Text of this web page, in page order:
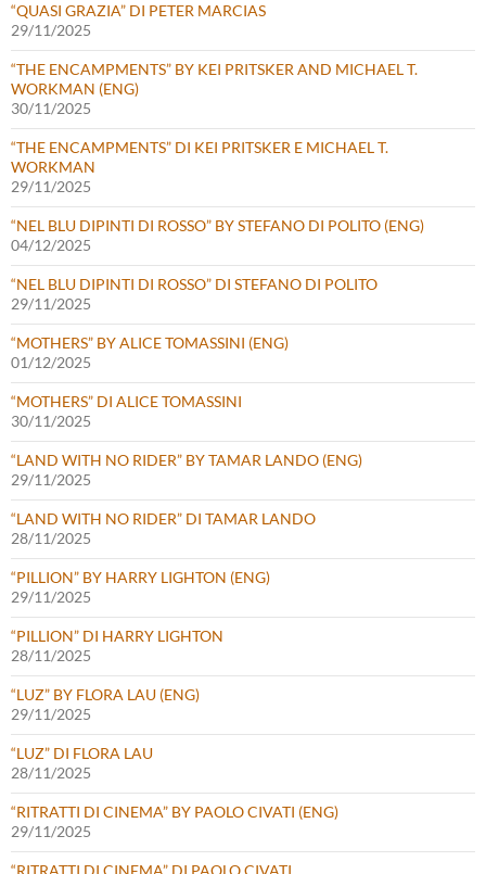
“QUASI GRAZIA” DI PETER MARCIAS
29/11/2025
“THE ENCAMPMENTS” BY KEI PRITSKER AND MICHAEL T.
WORKMAN (ENG)
30/11/2025
“THE ENCAMPMENTS” DI KEI PRITSKER E MICHAEL T.
WORKMAN
29/11/2025
“NEL BLU DIPINTI DI ROSSO” BY STEFANO DI POLITO (ENG)
04/12/2025
“NEL BLU DIPINTI DI ROSSO” DI STEFANO DI POLITO
29/11/2025
“MOTHERS” BY ALICE TOMASSINI (ENG)
01/12/2025
“MOTHERS” DI ALICE TOMASSINI
30/11/2025
“LAND WITH NO RIDER” BY TAMAR LANDO (ENG)
29/11/2025
“LAND WITH NO RIDER” DI TAMAR LANDO
28/11/2025
“PILLION” BY HARRY LIGHTON (ENG)
29/11/2025
“PILLION” DI HARRY LIGHTON
28/11/2025
“LUZ” BY FLORA LAU (ENG)
29/11/2025
“LUZ” DI FLORA LAU
28/11/2025
“RITRATTI DI CINEMA” BY PAOLO CIVATI (ENG)
29/11/2025